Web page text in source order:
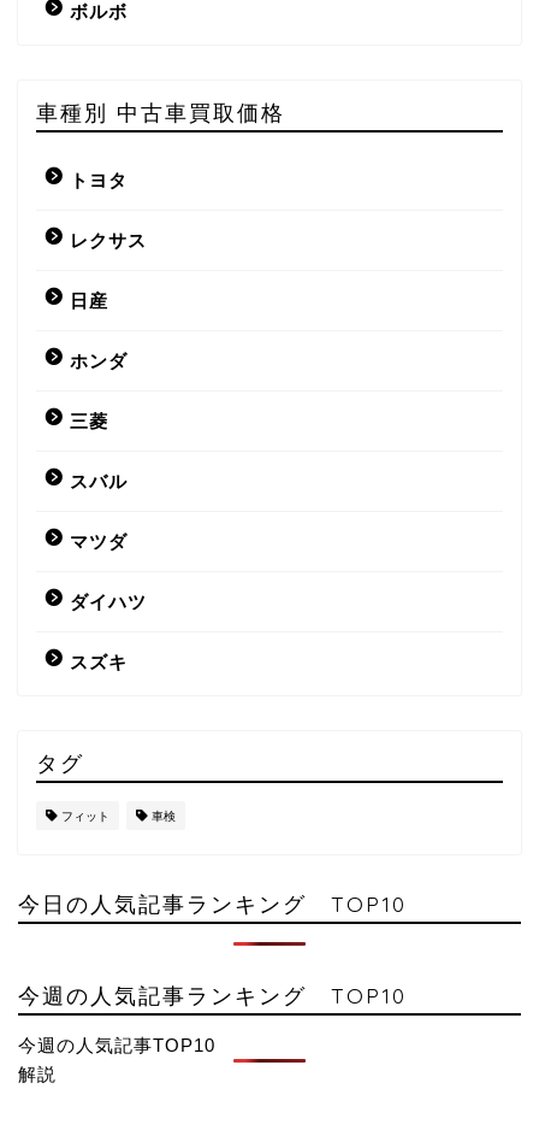
ボルボ
車種別 中古車買取価格
トヨタ
レクサス
日産
ホンダ
三菱
スバル
マツダ
ダイハツ
スズキ
タグ
フィット 車検
今日の人気記事ランキング TOP10
今週の人気記事ランキング TOP10
今週の人気記事TOP10
解説